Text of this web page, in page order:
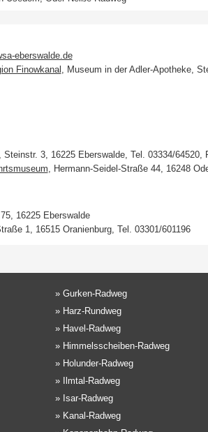
eberswalde.de
Finowkanal, Museum in der Adler-Apotheke,
Steinstr. 3, 16225 Eberswalde, Tel. 03334/64520,
, Hermann-Seidel-Straße 44, 16248
16225 Eberswalde
1, 16515 Oranienburg, Tel. 03301/601196
» Gurken-Radweg
» Harz-Rundweg
» Havel-Radweg
» Himmelsscheiben-Radweg
» Holunder-Radweg
»
Ilmtal-Radweg
» Isar-Radweg
» Kanal-Radweg